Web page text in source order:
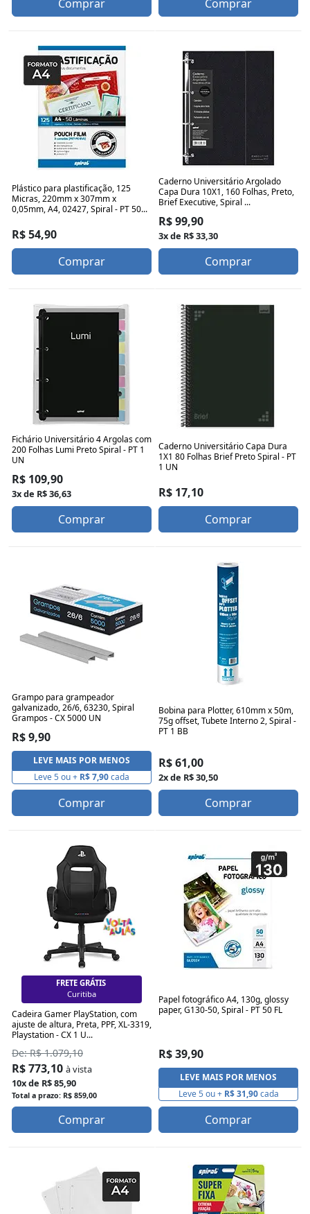
Comprar Comprar
Plástico para plastificação, 125
Micras, 220mm x 307mm x
0,05mm, A4, 02427, Spiral - PT 50...
R$ 54,90
Comprar
Caderno Universitário Argolado
Capa Dura 10X1, 160 Folhas, Preto,
Brief Executive, Spiral ...
R$ 99,90
3x de R$ 33,30
Comprar
Fichário Universitário 4 Argolas com
200 Folhas Lumi Preto Spiral - PT 1
UN
R$ 109,90
3x de R$ 36,63
Comprar
Caderno Universitário Capa Dura
1X1 80 Folhas Brief Preto Spiral - PT
1 UN
R$ 17,10
Comprar
Grampo para grampeador
galvanizado, 26/6, 63230, Spiral
Grampos - CX 5000 UN
R$ 9,90
LEVE MAIS POR MENOS
Leve 5 ou + R$ 7,90cada
Comprar
Bobina para Plotter, 610mm x 50m,
75g offset, Tubete Interno 2, Spiral -
PT 1 BB
R$ 61,00
2x de R$ 30,50
Comprar
FRETE GRÁTIS
Florianópolis
Cadeira Gamer PlayStation, com
ajuste de altura, Preta, PPF, XL-3319,
Playstation - CX 1 U...
De: R$ 1.079,10
R$ 773,10 à vista
10x de R$ 85,90
Total a prazo: R$ 859,00
Comprar
Papel fotográfico A4, 130g, glossy
paper, G130-50, Spiral - PT 50 FL
R$ 39,90
LEVE MAIS POR MENOS
Leve 5 ou + R$ 31,90cada
Comprar